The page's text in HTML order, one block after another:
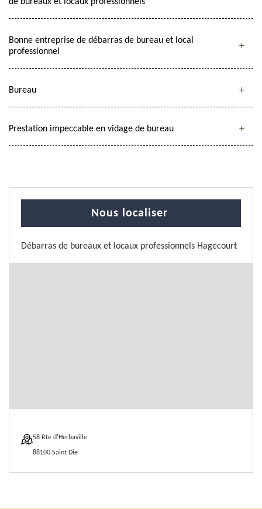
Bonne entreprise de débarras de bureau et local
professionnel
Bureau
Prestation impeccable en vidage de bureau
Nous localiser
Débarras de bureaux et locaux professionnels Hagecourt
58 Rte d'Herbaville
88100 Saint Die